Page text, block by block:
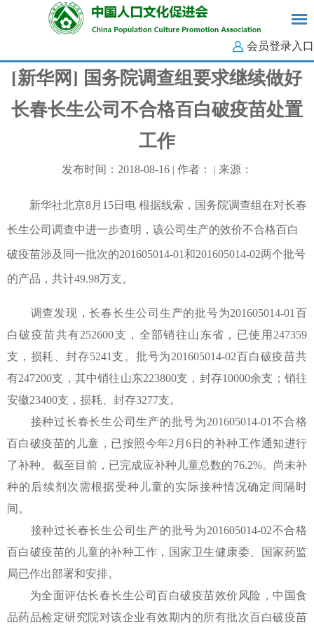
会员登录入口
[新华网] 国务院调查组要求继续做好
长春长生公司不合格百白破疫苗处置
工作
发布时间：2018-08-16 作者： 来源：
新华社北京8月15日电 根据线索，国务院调查组在对长春
长生公司调查中进一步查明，该公司生产的效价不合格百白
破疫苗涉及同一批次的201605014-01和201605014-02两个批号
的产品，共计49.98万支。
调查发现，长春长生公司生产的批号为201605014-01百
白破疫苗共有252600支，全部销往山东省，已使用247359
支，损耗、封存5241支。批号为201605014-02百白破疫苗共
有247200支，其中销往山东223800支，封存10000余支；销往
安徽23400支，损耗、封存3277支。
接种过长春长生公司生产的批号为201605014-01不合格
百白破疫苗的儿童，已按照今年2月6日的补种工作通知进行
了补种。截至目前，已完成应补种儿童总数的76.2%。尚未补
种的后续剂次需根据受种儿童的实际接种情况确定间隔时
间。
接种过长春长生公司生产的批号为201605014-02不合格
百白破疫苗的儿童的补种工作，国家卫生健康委、国家药监
局已作出部署和安排。
为全面评估长春长生公司百白破疫苗效价风险，中国食
品药品检定研究院对该企业有效期内的所有批次百白破疫苗